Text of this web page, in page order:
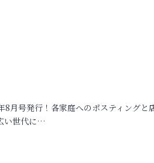
8月号発行！各家庭へのポスティングと
い世代に…